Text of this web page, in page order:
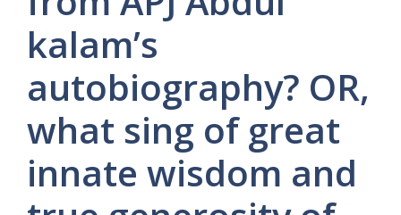
kalam’s
autobiography? OR,
what sing of great
innate wisdom and